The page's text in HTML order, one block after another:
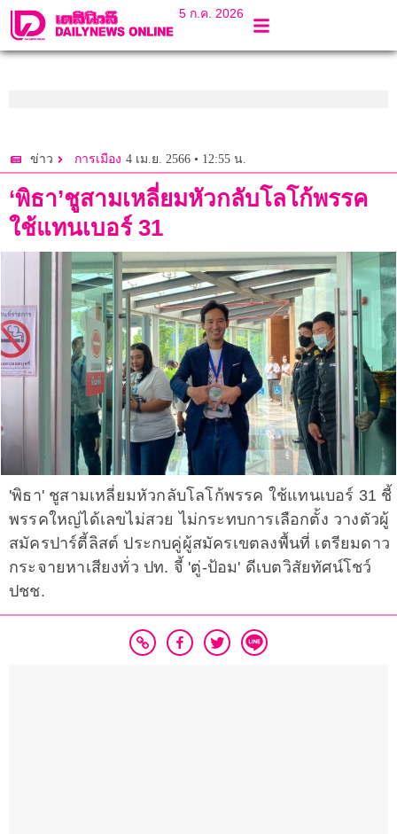
5 ก.ค. 2026
ข่าว การเมือง 4 เม.ย. 2566 • 12:55 น.
‘พิธา’ชูสามเหลี่ยมหัวกลับโลโก้พรรค
ใช้แทนเบอร์ 31
'พิธา' ชูสามเหลี่ยมหัวกลับโลโก้พรรค ใช้แทนเบอร์ 31 ชี้
พรรคใหญ่ได้เลขไม่สวย ไม่กระทบการเลือกตั้ง วางตัวผู้
สมัครปาร์ตี้ลิสต์ ประกบคู่ผู้สมัครเขตลงพื้นที่ เตรียมดาว
กระจายหาเสียงทั่ว ปท. จี้ 'ตู่-ป้อม' ดีเบตวิสัยทัศน์โชว์
ปชช.